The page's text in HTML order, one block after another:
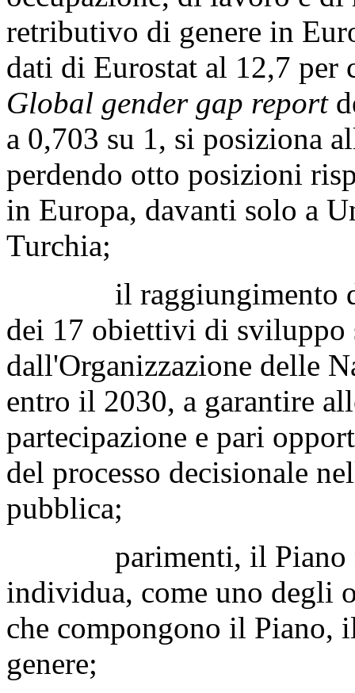
retributivo di genere in
dati di Eurostat al 12,7 per
Global gender gap report
a 0,703 su 1, si posiziona
perdendo otto posizioni
in Europa, davanti solo a
Turchia;
il raggiungimento
dei 17 obiettivi di
dall'Organizzazione delle
entro il 2030, a garantire
partecipazione e pari
del processo decisionale
pubblica;
parimenti, il Piano
individua, come uno degli
che compongono il Piano,
genere;